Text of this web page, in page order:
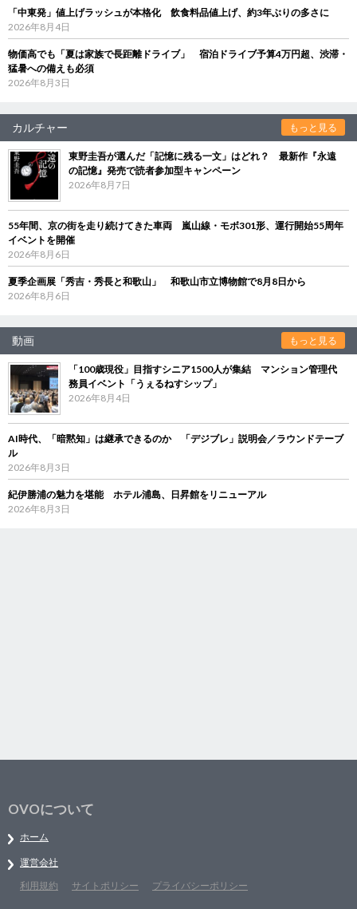
「中東発」値上げラッシュが本格化 飲食料品値上げ、約3年ぶりの多さに
2026年8月4日
物価高でも「夏は家族で長距離ドライブ」 宿泊ドライブ予算4万円超、渋滞・
猛暑への備えも必須
2026年8月3日
カルチャー もっと見る
東野圭吾が選んだ「記憶に残る一文」はどれ？ 最新作『永遠
の記憶』発売で読者参加型キャンペーン
2026年8月7日
55年間、京の街を走り続けてきた車両 嵐山線・モボ301形、運行開始55周年
イベントを開催
2026年8月6日
夏季企画展「秀吉・秀長と和歌山」 和歌山市立博物館で8月8日から
2026年8月6日
動画 もっと見る
「100歳現役」目指すシニア1500人が集結 マンション管理代
務員イベント「うぇるねすシップ」
2026年8月4日
AI時代、「暗黙知」は継承できるのか 「デジブレ」説明会／ラウンドテーブ
ル
2026年8月3日
紀伊勝浦の魅力を堪能 ホテル浦島、日昇館をリニューアル
2026年8月3日
OVOについて
ホーム
運営会社
利用規約
サイトポリシー プライバシーポリシー